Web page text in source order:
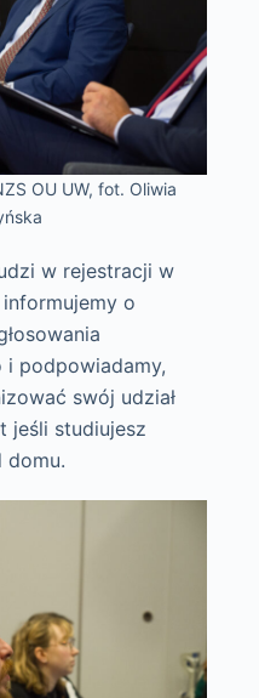
OU UW, fot. Oliwia
w rejestracji w
o
i podpowiadamy,
swój udział
jeśli studiujesz
domu.